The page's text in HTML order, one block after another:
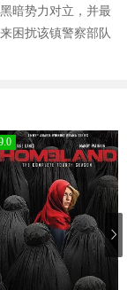
暗势力对立，并最
困扰该镇警察部队